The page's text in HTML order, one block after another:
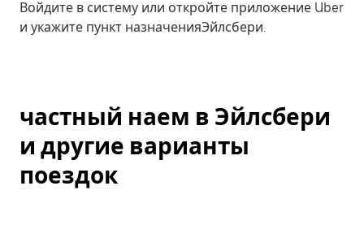
Войдите в систему или откройте приложение Uber
и укажите пункт назначенияЭйлсбери.
частный наем в Эйлсбери
и другие варианты
поездок